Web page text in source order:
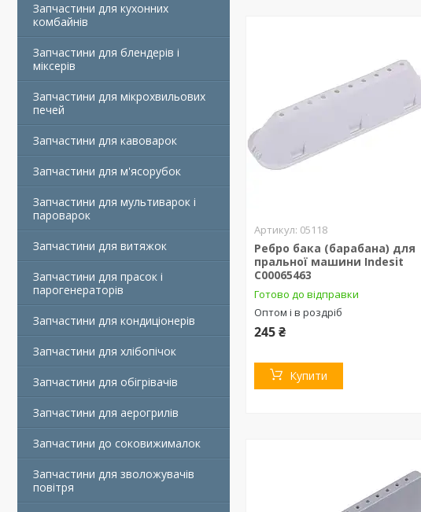
Запчастини для кухонних
комбайнів
Запчастини для блендерів і
міксерів
Запчастини для мікрохвильових
печей
Запчастини для кавоварок
Запчастини для м'ясорубок
Запчастини для мультиварок і
пароварок
Запчастини для витяжок
Запчастини для прасок і
парогенераторів
Запчастини для кондиціонерів
Запчастини для хлібопічок
Запчастини для обігрівачів
Запчастини для аерогрилів
Запчастини до соковижималок
Запчастини для зволожувачів
повітря
05118
Ребро бака (барабана) для
пральної машини Indesit
C00065463
Готово до відправки
Оптом і в роздріб
245 ₴
Купити